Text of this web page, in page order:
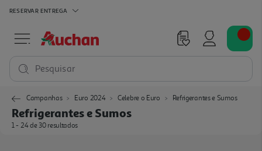
RESERVAR ENTREGA
Pesquisar
Campanhas Euro 2024 Celebre o Euro Refrigerantes e Sumos
Refrigerantes e Sumos
1 - 24 de 30 resultados